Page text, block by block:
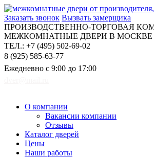
Заказать звонок Вызвать замерщика
ПРОИЗВОДСТВЕННО-ТОРГОВАЯ
МЕЖКОМНАТНЫЕ ДВЕРИ В МОСКВЕ
ТЕЛ.: +7 (495) 502-69-02
8 (925) 585-63-77
Ежедневно с 9:00 до 17:00
О компании
Вакансии компании
Отзывы
Каталог дверей
Цены
Наши работы